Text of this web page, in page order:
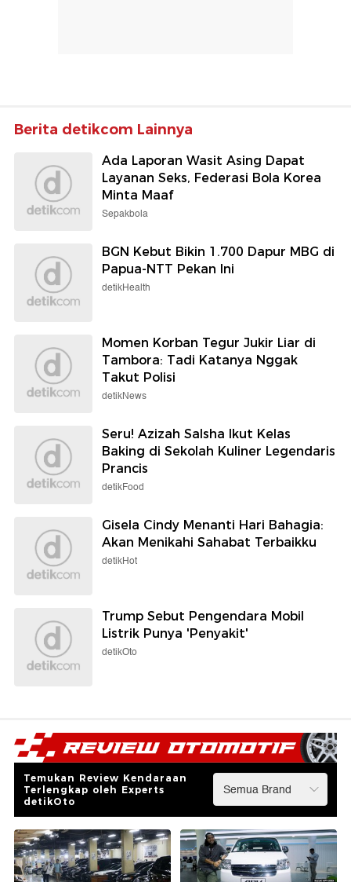
Berita detikcom Lainnya
Ada Laporan Wasit Asing Dapat
Layanan Seks, Federasi Bola Korea
Minta Maaf
Sepakbola
BGN Kebut Bikin 1.700 Dapur MBG di
Papua-NTT Pekan Ini
detikHealth
Momen Korban Tegur Jukir Liar di
Tambora: Tadi Katanya Nggak
Takut Polisi
detikNews
Seru! Azizah Salsha Ikut Kelas
Baking di Sekolah Kuliner Legendaris
Prancis
detikFood
Gisela Cindy Menanti Hari Bahagia:
Akan Menikahi Sahabat Terbaikku
detikHot
Trump Sebut Pengendara Mobil
Listrik Punya 'Penyakit'
detikOto
Temukan Review Kendaraan
Terlengkap oleh Experts
detikOto